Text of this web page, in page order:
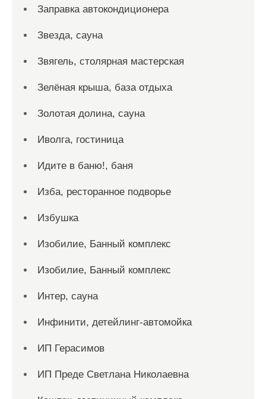
Заправка автокондиционера
Звезда, сауна
Звягель, столярная мастерская
Зелёная крыша, база отдыха
Золотая долина, сауна
Иволга, гостиница
Идите в баню!, баня
Изба, ресторанное подворье
Избушка
Изобилие, Банный комплекс
Изобилие, Банный комплекс
Интер, сауна
Инфинити, детейлинг-автомойка
ИП Герасимов
ИП Преде Светлана Николаевна